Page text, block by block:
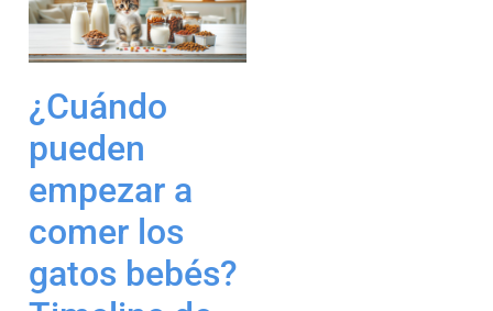
¿Cuándo
pueden
empezar a
comer los
gatos bebés?